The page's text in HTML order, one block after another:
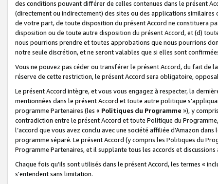
des conditions pouvant différer de celles contenues dans le présent
(directement ou indirectement) des sites ou des applications
de votre part, de toute disposition du présent Accord ne constituera
disposition ou de toute autre disposition du présent Accord, et (d)
nous pourrions prendre et toutes approbations que nous pourrions
notre seule discrétion, et ne seront valables que si elles sont
Vous ne pouvez pas céder ou transférer le présent Accord, du fait de
réserve de cette restriction, le présent Accord sera obligatoire,
Le présent Accord intègre, et vous vous engagez à respecter, la
mentionnées dans le présent Accord et toute autre politique
programme Partenaires (les « Politiques du Programme »), y
contradiction entre le présent Accord et toute Politique du
l’accord que vous avez conclu avec une société affiliée d’Amazon
programme séparé. Le présent Accord (y compris les Politiques du
Programme Partenaires, et il supplante tous les accords et discussions
Chaque fois qu’ils sont utilisés dans le présent Accord, les termes «
s'entendent sans limitation.